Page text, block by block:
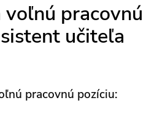
voľnú pracovnú
učiteľa
pracovnú pozíciu: